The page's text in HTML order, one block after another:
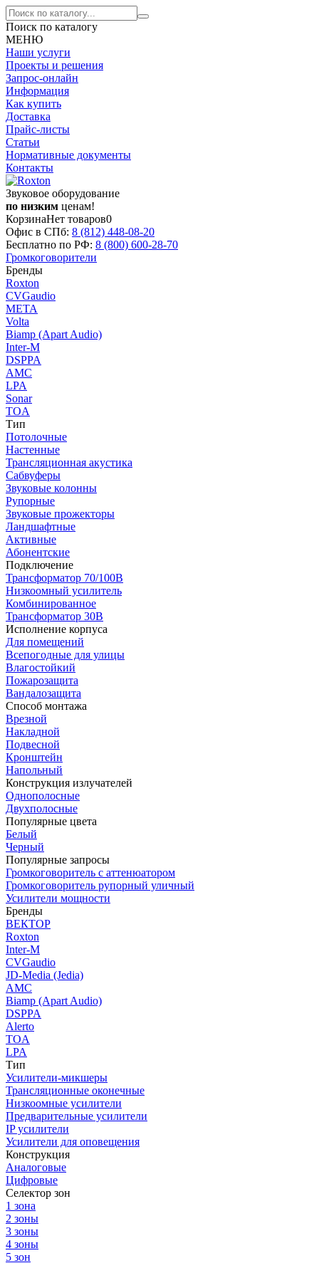
Поиск по каталогу
МЕНЮ
Наши услуги
Проекты и решения
Запрос-онлайн
Информация
Как купить
Доставка
Прайс-листы
Статьи
Нормативные документы
Контакты
Звуковое оборудование
по низким ценам!
КорзинаНет товаров0
Офис в СПб: 8 (812) 448-08-20
Бесплатно по РФ: 8 (800) 600-28-70
Громкоговорители
Бренды
Roxton
CVGaudio
МЕТА
Volta
Biamp (Apart Audio)
Inter-M
DSPPA
AMC
LPA
Sonar
TOA
Тип
Потолочные
Настенные
Трансляционная акустика
Сабвуферы
Звуковые колонны
Рупорные
Звуковые прожекторы
Ландшафтные
Активные
Абонентские
Подключение
Трансформатор 70/100В
Низкоомный усилитель
Комбинированное
Трансформатор 30В
Исполнение корпуса
Для помещений
Всепогодные для улицы
Влагостойкий
Пожарозащита
Вандалозащита
Способ монтажа
Врезной
Накладной
Подвесной
Кронштейн
Напольный
Конструкция излучателей
Однополосные
Двухполосные
Популярные цвета
Белый
Черный
Популярные запросы
Громкоговоритель с аттенюатором
Громкоговоритель рупорный уличный
Усилители мощности
Бренды
ВЕКТОР
Roxton
Inter-M
CVGaudio
JD-Media (Jedia)
AMC
Biamp (Apart Audio)
DSPPA
Alerto
TOA
LPA
Тип
Усилители-микшеры
Трансляционные оконечные
Низкоомные усилители
Предварительные усилители
IP усилители
Усилители для оповещения
Конструкция
Аналоговые
Цифровые
Селектор зон
1 зона
2 зоны
3 зоны
4 зоны
5 зон